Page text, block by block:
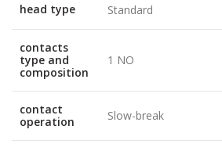
head type Standard
contacts
type and
composition
1 NO
contact
operation
Slow-break